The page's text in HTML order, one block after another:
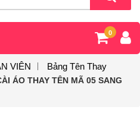
0
VIÊN
Bảng Tên Thay
ÁO THAY TÊN MÃ 05 SANG